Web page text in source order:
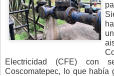
Electricidad (CFE) con
Coscomatepec, lo que había